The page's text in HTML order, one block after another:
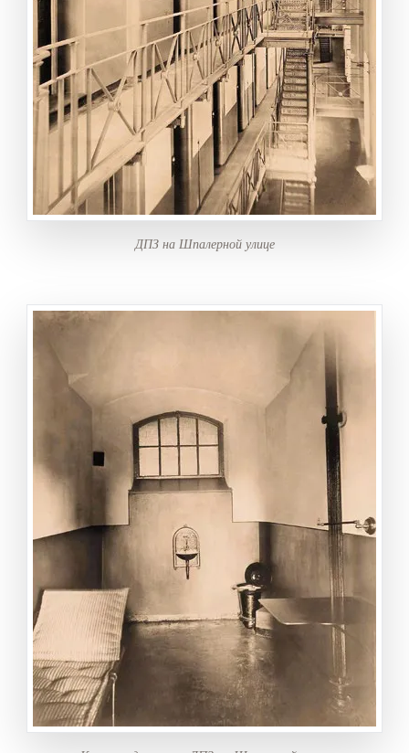
ДПЗ на Шпалерной улице